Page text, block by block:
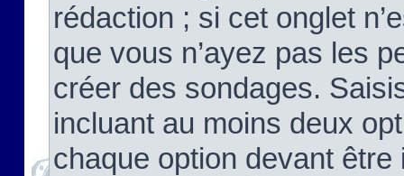
rédaction ; si cet onglet
que vous n’ayez pas les
créer des sondages.
incluant au moins deux
chaque option devant